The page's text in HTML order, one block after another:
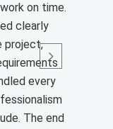
on time.
clearly
project,
every
The end